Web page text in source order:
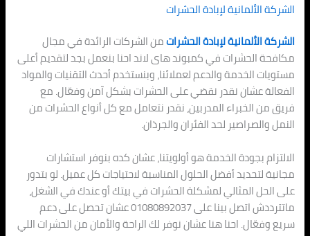
الشركة الألمانية لإبادة الحشرات
الشركة الألمانية لإبادة الحشراتمن الشركات الرائدة في مجال
مكافحة الحشرات في كمبوند هاى لاند احنا بنعمل بجد لتقديم أعلى
مستويات الخدمة والدعم لعملائنا، وبنستخدم أحدث التقنيات والمواد
الفعالة عشان نقدر نقضي على الحشرات بشكل آمن وفعّال. مع
فريق من الخبراء المدربين، نقدر نتعامل مع كل أنواع الحشرات من
النمل والصراصير لحد الفئران والجرذان.
الالتزام بجودة الخدمة هو أولويتنا، عشان كده بنوفر استشارات
مجانية لتحديد أفضل الحلول المناسبة لاحتياجات كل عميل. لو بتدور
على الحل المثالي لمشكلة الحشرات في بيتك أو عندك في الشغل،
ماتترددش اتصل بينا على 01080892037 عشان تحصل على دعم
سريع وفعّال. احنا هنا عشان نوفر لك الراحة والأمان من الحشرات اللي